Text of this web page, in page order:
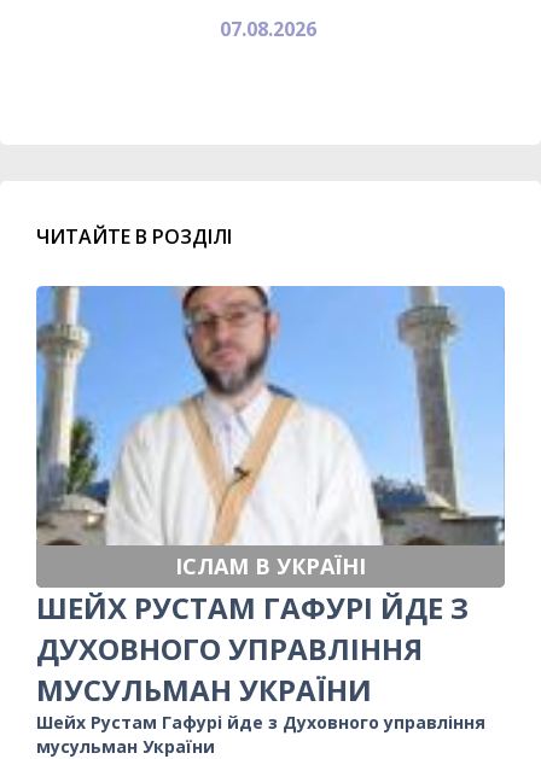
07.08.2026
ЧИТАЙТЕ В РОЗДІЛІ
ІСЛАМ В УКРАЇНІ
ШЕЙХ РУСТАМ ГАФУРІ ЙДЕ З
ДУХОВНОГО УПРАВЛІННЯ
МУСУЛЬМАН УКРАЇНИ
Шейх Рустам Гафурі йде з Духовного управління
мусульман України